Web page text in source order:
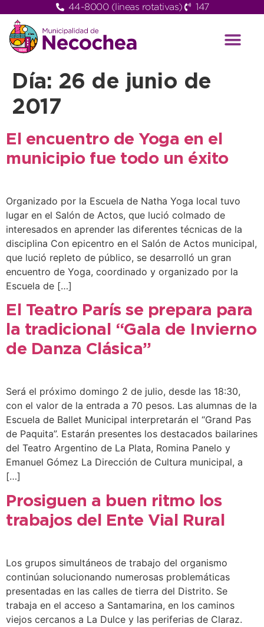
44-8000 (lineas rotativas) 147
Día: 26 de junio de
2017
El encuentro de Yoga en el
municipio fue todo un éxito
Organizado por la Escuela de Natha Yoga local tuvo
lugar en el Salón de Actos, que lució colmado de
interesados en aprender las diferentes técnicas de la
disciplina Con epicentro en el Salón de Actos municipal,
que lució repleto de público, se desarrolló un gran
encuentro de Yoga, coordinado y organizado por la
Escuela de […]
El Teatro París se prepara para
la tradicional “Gala de Invierno
de Danza Clásica”
Será el próximo domingo 2 de julio, desde las 18:30,
con el valor de la entrada a 70 pesos. Las alumnas de la
Escuela de Ballet Municipal interpretarán el “Grand Pas
de Paquita”. Estarán presentes los destacados bailarines
del Teatro Argentino de La Plata, Romina Panelo y
Emanuel Gómez La Dirección de Cultura municipal, a
[…]
Prosiguen a buen ritmo los
trabajos del Ente Vial Rural
Los grupos simultáneos de trabajo del organismo
continúan solucionando numerosas problemáticas
presentadas en las calles de tierra del Distrito. Se
trabaja en el acceso a Santamarina, en los caminos
viejos cercanos a La Dulce y las periferias de Claraz.